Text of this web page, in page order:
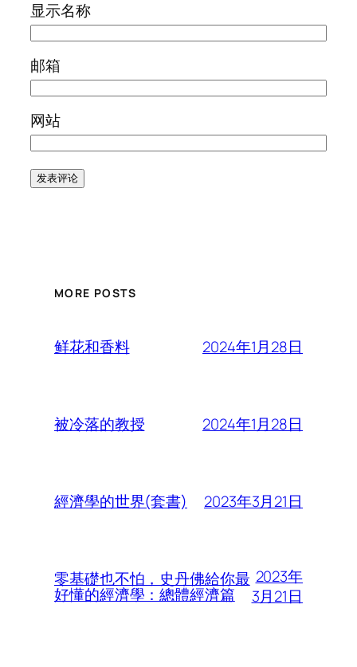
显示名称
邮箱
网站
MORE POSTS
鲜花和香料 2024年1月28日
被冷落的教授 2024年1月28日
經濟學的世界(套書) 2023年3月21日
零基礎也不怕，史丹佛給你最
好懂的經濟學：總體經濟篇
2023年
3月21日